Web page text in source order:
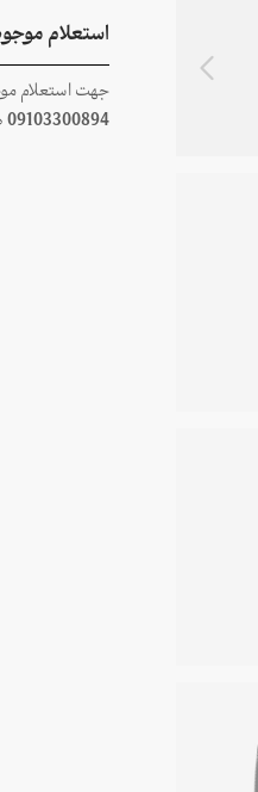
استعلام
جهت استعلام
09103300894